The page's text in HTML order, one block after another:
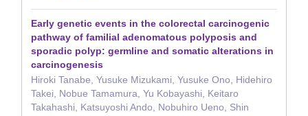
Early genetic events in the colorectal carcinogenic
pathway of familial adenomatous polyposis and
sporadic polyp: germline and somatic alterations in
carcinogenesis
Hiroki Tanabe, Yusuke Mizukami, Yusuke Ono, Hidehiro
Takei, Nobue Tamamura, Yu Kobayashi, Keitaro
Takahashi, Katsuyoshi Ando, Nobuhiro Ueno, Shin